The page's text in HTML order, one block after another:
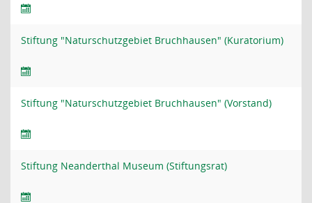
Stiftung "Naturschutzgebiet Bruchhausen" (Kuratorium)
Stiftung "Naturschutzgebiet Bruchhausen" (Vorstand)
Stiftung Neanderthal Museum (Stiftungsrat)